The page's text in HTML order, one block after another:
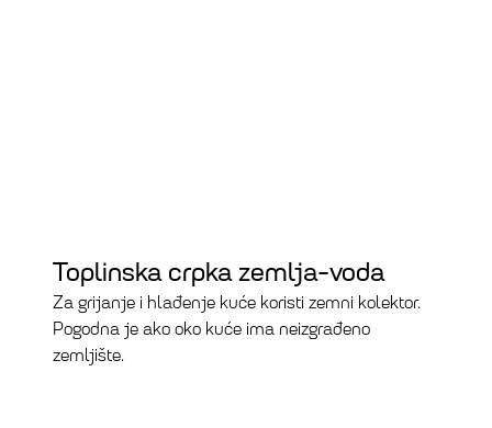
Toplinska crpka zemlja-voda
Za grijanje i hlađenje kuće koristi zemni kolektor.
Pogodna je ako oko kuće ima neizgrađeno
zemljište.